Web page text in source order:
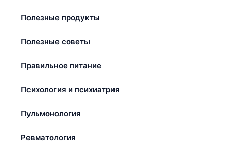
Полезные продукты
Полезные советы
Правильное питание
Психология и психиатрия
Пульмонология
Ревматология